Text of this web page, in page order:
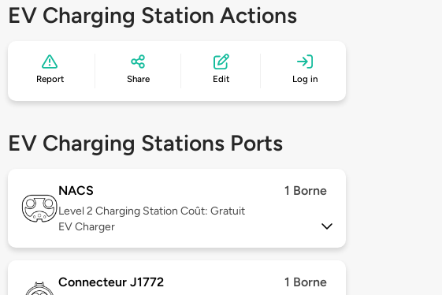
EV Charging Station Actions
Report Share Edit Log in
EV Charging Stations Ports
NACS 1 Borne
Level 2 Charging Station Coût: Gratuit
EV Charger
Connecteur J1772 1 Borne